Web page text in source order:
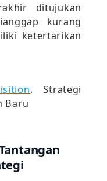
ditujukan
kurang
ketertarikan
, Strategi
Baru